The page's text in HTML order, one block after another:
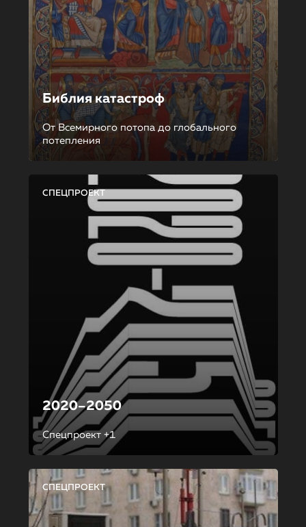
Библия катастроф
От Всемирного потопа до глобального
потепления
СПЕЦПРОЕКТ
2020–2050
Спецпроект +1
СПЕЦПРОЕКТ